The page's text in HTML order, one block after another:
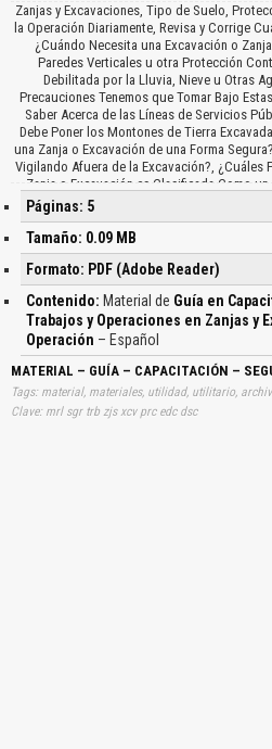
Zanjas y Excavaciones, Tipo de Suelo,
la Operación Diariamente, Revisa y Corrige
¿Cuándo Necesita una Excavación o
Paredes Verticales u otra Protección
Debilitada por la Lluvia, Nieve u Otras
Precauciones Tenemos que Tomar Bajo
Saber Acerca de las Líneas de Servicios
Debe Poner los Montones de Tierra
una Zanja o Excavación de una Forma
Vigilando Afuera de la Excavación?, ¿Cuáles
Zanja o Excavación es Clasificada Como
Cal/OSHA, Reglas de la Compañía,
Páginas: 5
Tamaño: 0.09 MB
Formato: PDF (Adobe Reader)
Contenido: Material de Guía en
Trabajos y Operaciones en Zanjas y
Operación – Español
MATERIAL – GUÍA – CAPACITACIÓN –
Clave: mrl sgr trb zjs xcv prc edc dsc